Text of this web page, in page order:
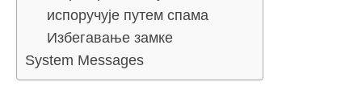
испоручује путем спама
Избегавање замке
System Messages